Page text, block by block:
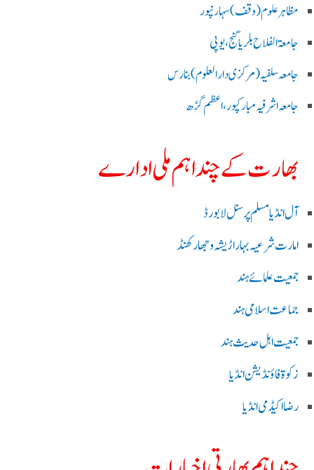
مظاہرعلوم (وقف)سہارنپور
جامعۃ الفلاح بلریاگنج،یوپی
جامعہ سلفیہ(مرکزی دارالعلوم )بنارس
جامعہ اشرفیہ مبارکپور،اعظم گڑھ
بھارت کے چند اہم ملی ادارے
آل انڈیا مسلم پرسنل لا بورڈ
امارت شرعیہ بہار اڑیشہ و جھارکھنڈ
جمعیت علمائے ہند
جماعت اسلامی ہند
جمعیت اہل حدیث ہند
زکوۃ فاؤنڈیشن انڈیا
رضا اکیڈمی انڈیا